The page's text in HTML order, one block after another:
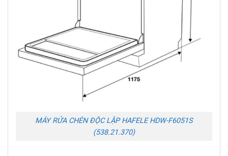
MÁY RỬA CHÉN ĐỘC LẬP HAFELE HDW-F6051S
(538.21.370)